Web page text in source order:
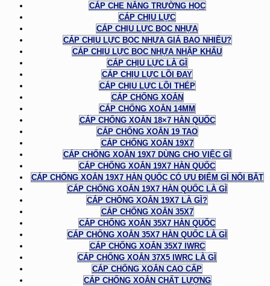
CÁP CHE NẮNG TRƯỜNG HỌC
CÁP CHỊU LỰC
CÁP CHỊU LỰC BỌC NHỰA
CÁP CHỊU LỰC BỌC NHỰA GIÁ BAO NHIÊU?
CÁP CHỊU LỰC BỌC NHỰA NHẬP KHẨU
CÁP CHỊU LỰC LÀ GÌ
CÁP CHỊU LỰC LÕI ĐAY
CÁP CHỊU LỰC LÕI THÉP
CÁP CHỐNG XOẮN
CÁP CHỐNG XOẮN 14MM
CÁP CHỐNG XOẮN 18×7 HÀN QUỐC
CÁP CHỐNG XOẮN 19 TAO
CÁP CHỐNG XOẮN 19X7
CÁP CHỐNG XOẮN 19X7 DÙNG CHO VIỆC GÌ
CÁP CHỐNG XOẮN 19X7 HÀN QUỐC
CÁP CHỐNG XOẮN 19X7 HÀN QUỐC CÓ ƯU ĐIỂM GÌ NỔI BẬT
CÁP CHỐNG XOẮN 19X7 HÀN QUỐC LÀ GÌ
CÁP CHỐNG XOẮN 19X7 LÀ GÌ?
CÁP CHỐNG XOẮN 35X7
CÁP CHỐNG XOẮN 35X7 HÀN QUỐC
CÁP CHỐNG XOẮN 35X7 HÀN QUỐC LÀ GÌ
CÁP CHỐNG XOẮN 35X7 IWRC
CÁP CHỐNG XOẮN 37X5 IWRC LÀ GÌ
CÁP CHỐNG XOẮN CAO CẤP
CÁP CHỐNG XOẮN CHẤT LƯỢNG